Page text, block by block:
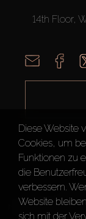
14th Floor,
AX
Diese Website
Cookies, um
Funktionen zu
die
verbessern.
Website
sich mit der